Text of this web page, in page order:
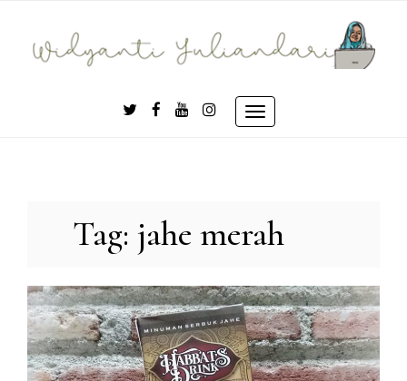
content
Toggle
Tag: jahe merah